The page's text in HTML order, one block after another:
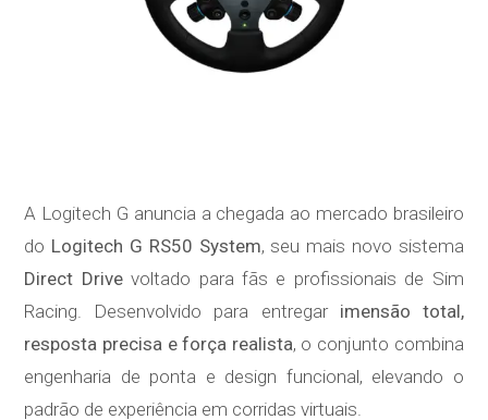
A Logitech G anuncia a chegada ao mercado brasileiro
do Logitech G RS50 System, seu mais novo sistema
Direct Drivevoltado para fãs e profissionais de Sim
Racing. Desenvolvido para entregar imensão total,
resposta precisa e força realista, o conjunto combina
engenharia de ponta e design funcional, elevando o
padrão de experiência em corridas virtuais.